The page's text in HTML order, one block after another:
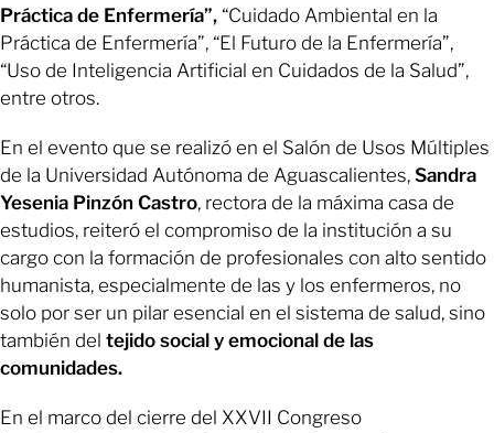
Práctica de Enfermería”, “Cuidado Ambiental en la
Práctica de Enfermería”, “El Futuro de la Enfermería”,
“Uso de Inteligencia Artificial en Cuidados de la Salud”,
entre otros.
En el evento que se realizó en el Salón de Usos Múltiples
de la Universidad Autónoma de Aguascalientes, Sandra
Yesenia Pinzón Castro, rectora de la máxima casa de
estudios, reiteró el compromiso de la institución a su
cargo con la formación de profesionales con alto sentido
humanista, especialmente de las y los enfermeros, no
solo por ser un pilar esencial en el sistema de salud, sino
también del tejido social y emocional de las
comunidades.
En el marco del cierre del XXVII Congreso